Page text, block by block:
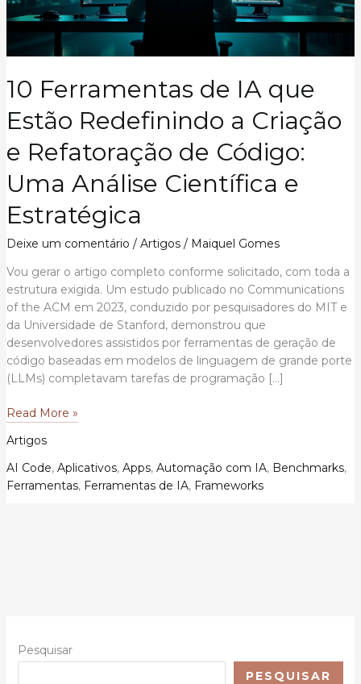
10 Ferramentas de IA que
Estão Redefinindo a Criação
e Refatoração de Código:
Uma Análise Científica e
Estratégica
Deixe um comentário / Artigos/ Maiquel Gomes
Vou gerar o artigo completo conforme solicitado, com toda a
estrutura exigida. Um estudo publicado no Communications
of the ACM em 2023, conduzido por pesquisadores do MIT e
da Universidade de Stanford, demonstrou que
desenvolvedores assistidos por ferramentas de geração de
código baseadas em modelos de linguagem de grande porte
(LLMs) completavam tarefas de programação […]
10
de
IA
que
Uma
Análise
Read More »
Artigos
AI Code, Aplicativos, Apps, Automação com IA, Benchmarks,
Ferramentas, Ferramentas de IA, Frameworks
Pesquisar
PESQUISAR